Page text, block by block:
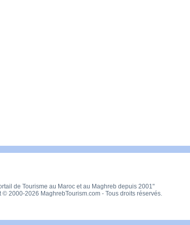
de Tourisme au Maroc et au Maghreb depuis 2001"
© 2000-2026 MaghrebTourism.com - Tous droits réservés.